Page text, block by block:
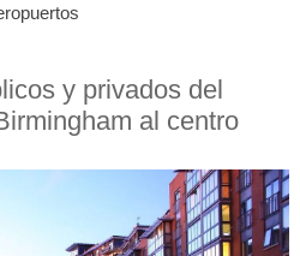
y privados del
al centro